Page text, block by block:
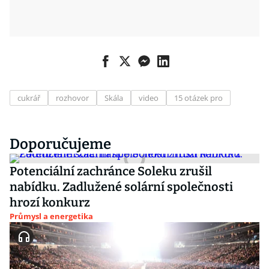
cukrář rozhovor Skála video 15 otázek pro
Doporučujeme
Potenciální zachránce Soleku zrušil
nabídku. Zadlužené solární společnosti
hrozí konkurz
Průmysl a energetika